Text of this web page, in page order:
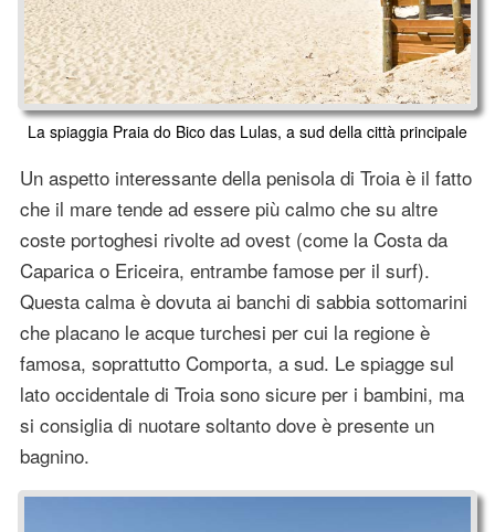
La spiaggia Praia do Bico das Lulas, a sud della città principale
Un aspetto interessante della penisola di Troia è il fatto
che il mare tende ad essere più calmo che su altre
coste portoghesi rivolte ad ovest (come la Costa da
Caparica o Ericeira, entrambe famose per il surf).
Questa calma è dovuta ai banchi di sabbia sottomarini
che placano le acque turchesi per cui la regione è
famosa, soprattutto Comporta, a sud. Le spiagge sul
lato occidentale di Troia sono sicure per i bambini, ma
si consiglia di nuotare soltanto dove è presente un
bagnino.